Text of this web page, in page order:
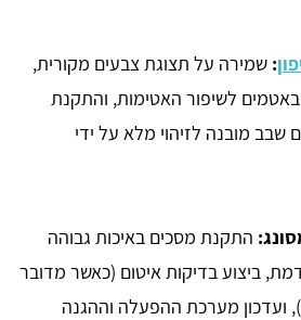
: שמירה על תצוגת צבעים מקורית,
באטמים לשיפור האטימות, והתקנת
שבב מובנה לזיהוי מלא על ידי
התקנת מסכים באיכות גבוהה
ביצוע בדיקות איטום (כאשר מדובר
ועדכון מערכת ההפעלה וההגנה